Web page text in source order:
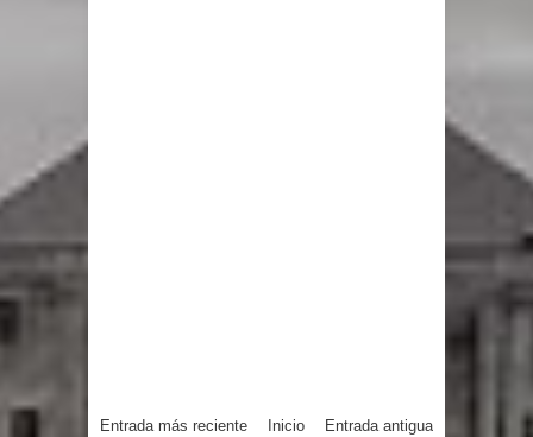
Entrada más reciente Entrada antigua
Inicio